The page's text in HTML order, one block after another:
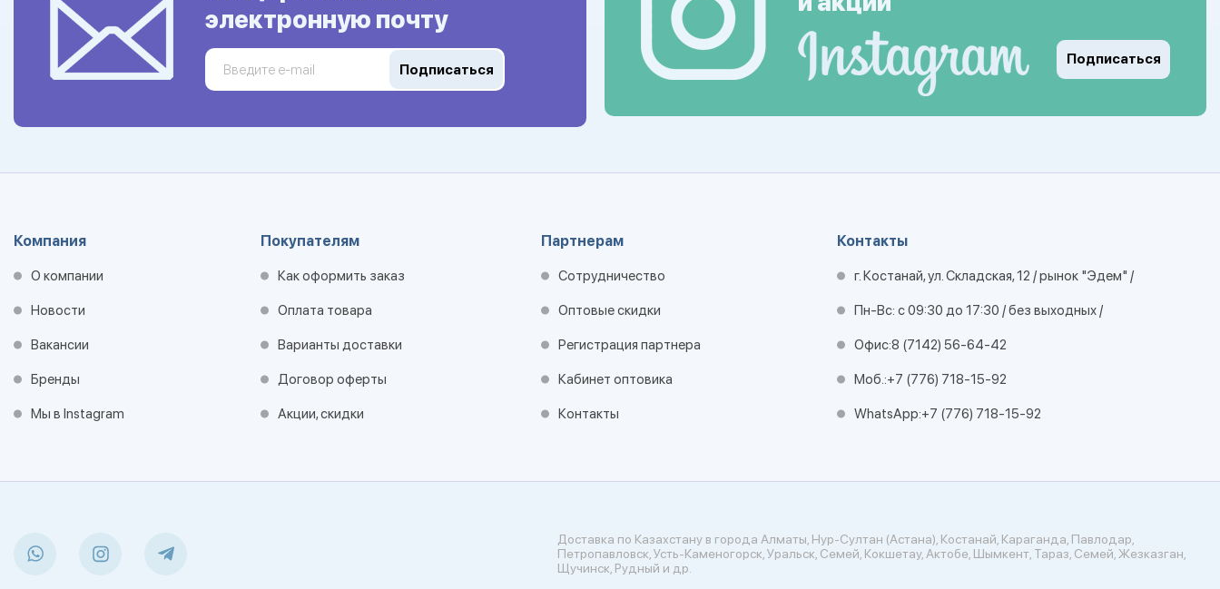
электронную почту
Подписаться
Подписаться
Компания
О компании
Новости
Вакансии
Бренды
Мы в Instagram
Покупателям
Как оформить заказ
Оплата товара
Варианты доставки
Договор оферты
Акции, скидки
Партнерам
Сотрудничество
Оптовые скидки
Регистрация партнера
Кабинет оптовика
Контакты
Контакты
г. Костанай, ул. Складская, 12 / рынок "Эдем" /
Пн-Вс: с 09:30 до 17:30 / без выходных /
Офис:8 (7142) 56-64-42
Моб.:+7 (776) 718-15-92
WhatsApp:+7 (776) 718-15-92
Доставка по Казахстану в города Алматы, Нур-Султан (Астана), Костанай, Караганда, Павлодар,
Петропавловск, Усть-Каменогорск, Уральск, Семей, Кокшетау, Актобе, Шымкент, Тараз, Семей, Жезказган,
Щучинск, Рудный и др.